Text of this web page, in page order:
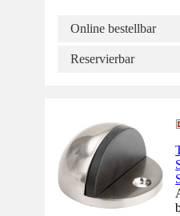
Online bestellbar
Reservierbar